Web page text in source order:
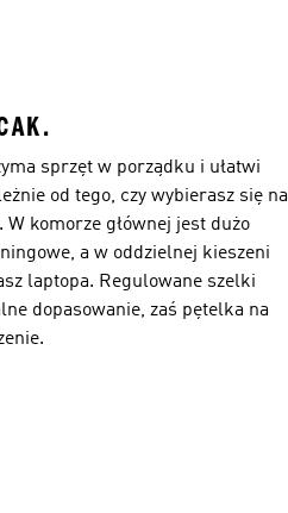
sprzęt w porządku i ułatwi
od tego, czy wybierasz się na
W komorze głównej jest dużo
a w oddzielnej kieszeni
laptopa. Regulowane szelki
dopasowanie, zaś pętelka na